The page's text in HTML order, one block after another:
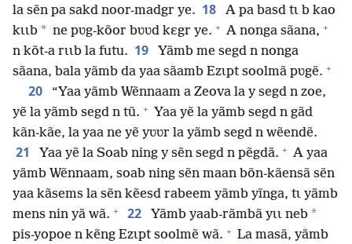
la sẽn pa sakd noor-madgr ye. 18
A pa basd tɩ b kao
kɩɩb * ne pʋg-kõor bʋʋd kɛgr ye. + A nonga sãana, +
n kõt-a rɩɩb la futu. 19
Yãmb me segd n nonga
sãana, bala yãmb da yaa sãamb Ezɩpt soolmã pʋgẽ. +
20
“Yaa yãmb Wẽnnaam a Zeova la y segd n zoe,
yẽ la yãmb segd n tũ. + Yaa yẽ la yãmb segd n gãd
kãn-kãe, la yaa ne yẽ yʋʋr la yãmb segd n wẽendẽ.
21 Yaa yẽ la Soab ning y sẽn segd n pẽgdã. + A yaa
yãmb Wẽnnaam, soab ning sẽn maan bõn-kãensã sẽn
yaa kãsems la sẽn kẽesd rabeem yãmb yĩnga, tɩ yãmb
mens nin yã wã. + 22 Yãmb yaab-rãmbã yɩɩ neb *
pis-yopoe n kẽng Ezɩpt soolmẽ wã. + La masã, yãmb